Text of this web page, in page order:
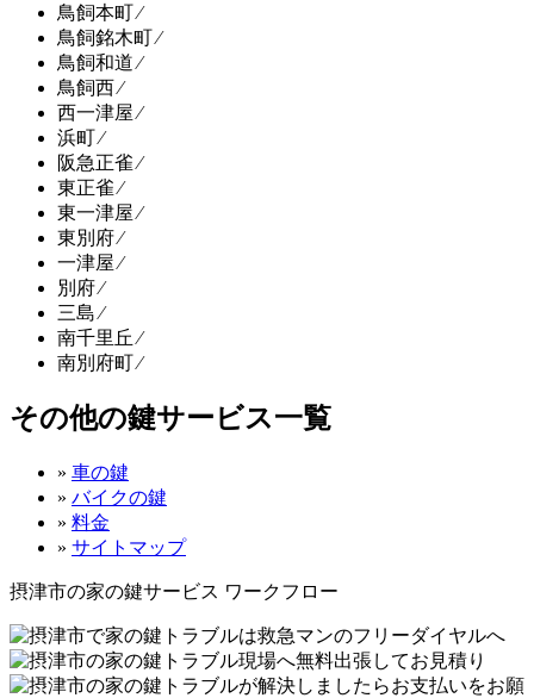
鳥飼本町 ⁄
鳥飼銘木町 ⁄
鳥飼和道 ⁄
鳥飼西 ⁄
西一津屋 ⁄
浜町 ⁄
阪急正雀 ⁄
東正雀 ⁄
東一津屋 ⁄
東別府 ⁄
一津屋 ⁄
別府 ⁄
三島 ⁄
南千里丘 ⁄
南別府町 ⁄
その他の鍵サービス一覧
» 車の鍵
» バイクの鍵
» 料金
» サイトマップ
摂津市の家の鍵サービス ワークフロー